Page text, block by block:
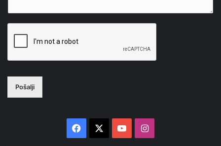
Pošalji
Facebook YouTubeInstagram